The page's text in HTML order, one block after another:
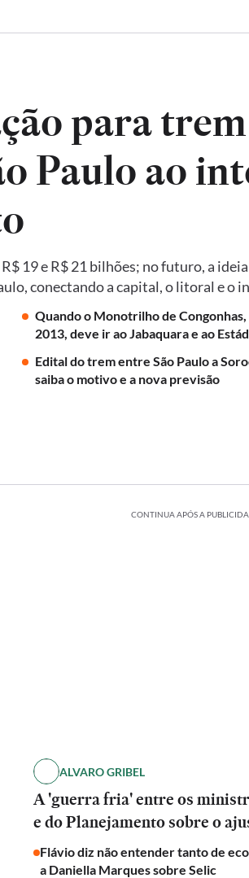
para
Paulo ao
19 e R$ 21 bilhões; no futuro, a
conectando a capital, o litoral e o
Quando o Monotrilho de
2013, deve ir ao Jabaquara e ao
Edital do trem entre São Paulo a
saiba o motivo e a nova previsão
CONTINUA APÓS A
ALVARO GRIBEL
A 'guerra fria' entre os
e do Planejamento sobre o
Flávio diz não entender tanto de
a Daniella Marques sobre Selic